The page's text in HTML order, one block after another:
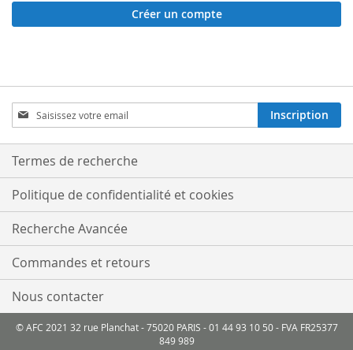
Créer un compte
Inscription
à
notre
lettre
:
Inscription
Termes de recherche
Politique de confidentialité et cookies
Recherche Avancée
Commandes et retours
Nous contacter
© AFC 2021 32 rue Planchat - 75020 PARIS - 01 44 93 10 50 - FVA FR25377
849 989